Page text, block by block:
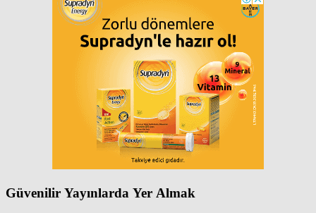
Güvenilir Yayınlarda Yer Almak